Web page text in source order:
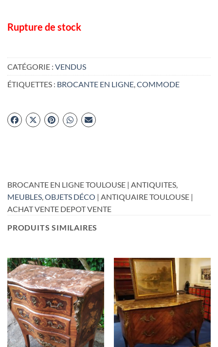
Rupture de stock
CATÉGORIE : VENDUS
ÉTIQUETTES : BROCANTE EN LIGNE,COMMODE
BROCANTE EN LIGNE TOULOUSE | ANTIQUITES,
MEUBLES OBJETS DÉCO | ANTIQUAIRE TOULOUSE |
ACHAT VENTE DEPOT VENTE
PRODUITS SIMILAIRES
RUPTURE DE STOCK RUPTURE DE STOCK